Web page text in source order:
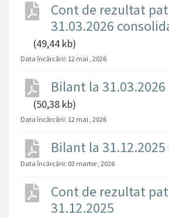
Cont de rezultat
31.03.2026
(49,44 kb)
Data încărcării: 12 mai , 2026
Bilant la
(50,38 kb)
Data încărcării: 12 mai , 2026
Bilant la 31.12.2025
Data încărcării: 03 martie , 2026
Cont de rezultat
31.12.2025